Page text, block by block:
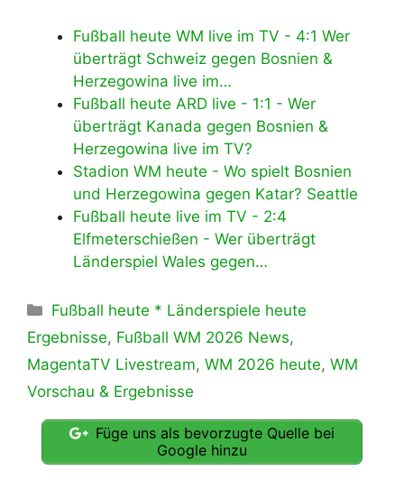
Fußball heute WM live im TV - 4:1 Wer
überträgt Schweiz gegen Bosnien &
Herzegowina live im…
Fußball heute ARD live - 1:1 - Wer
überträgt Kanada gegen Bosnien &
Herzegowina live im TV?
Stadion WM heute - Wo spielt Bosnien
und Herzegowina gegen Katar? Seattle
Fußball heute live im TV - 2:4
Elfmeterschießen - Wer überträgt
Länderspiel Wales gegen…
Kategorien
Fußball heute * Länderspiele heute
Ergebnisse, Fußball WM 2026 News,
MagentaTV Livestream, WM 2026 heute, WM
Vorschau & Ergebnisse
Füge uns als bevorzugte Quelle bei
Google hinzu